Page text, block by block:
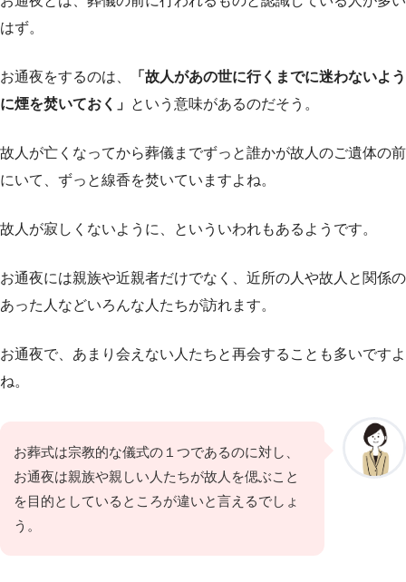
はず。
お通夜をするのは、
「故人があの世に行くまでに迷わないよう
に煙を焚いておく」 という意味があるのだそう。
故人が亡くなってから葬儀までずっと誰かが故人のご遺体の前
にいて、ずっと線香を焚いていますよね。
故人が寂しくないように、といういわれもあるようです。
お通夜には親族や近親者だけでなく、近所の人や故人と関係の
あった人などいろんな人たちが訪れます。
お通夜で、あまり会えない人たちと再会することも多いですよ
ね。
お葬式は宗教的な儀式の１つであるのに対し、
お通夜は親族や親しい人たちが故人を偲ぶこと
を目的としているところが違いと言えるでしょ
う。